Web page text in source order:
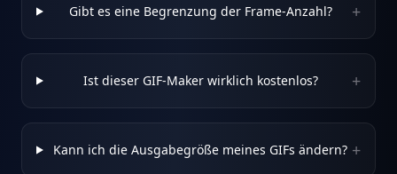
Gibt es eine Begrenzung der Frame-Anzahl? +
Ist dieser GIF-Maker wirklich kostenlos? +
Kann ich die Ausgabegröße meines GIFs ändern? +